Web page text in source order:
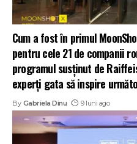
Cum a fost în primul
pentru cele 21 de companii
programul susținut de
experți gata să inspire
By Gabriela Dinu 9 luni ago